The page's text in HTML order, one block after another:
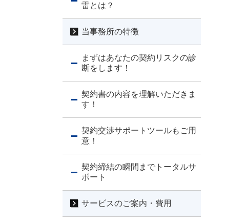
雷とは？
当事務所の特徴
まずはあなたの契約リスクの診
断をします！
契約書の内容を理解いただきま
す！
契約交渉サポートツールもご用
意！
契約締結の瞬間までトータルサ
ポート
サービスのご案内・費用